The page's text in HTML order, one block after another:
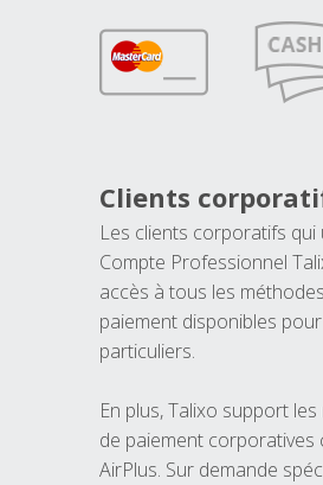
Clients
Les clients corporatifs qui
Compte Professionnel
accès à tous les
paiement disponibles
particuliers.
En plus, Talixo support
de paiement corporatives
AirPlus. Sur demande